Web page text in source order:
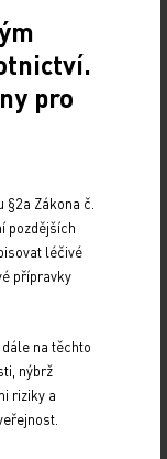
rozvojem
veřejnosti,
pro
Zákona č.
pozdějších
léčivé
přípravky
na těchto
nýbrž
riziky a